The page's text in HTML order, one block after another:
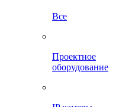
Все
Проектное
оборудование